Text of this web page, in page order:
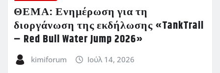
ΘΕΜΑ: Ενημέρωση για τη
διοργάνωση της εκδήλωσης «TankTrail
– Red Bull Water Jump 2026»
kimiforum Ιούλ 14, 2026